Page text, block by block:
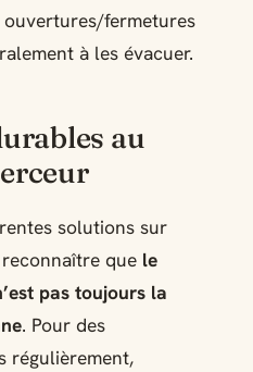
ouvertures/fermetures
à les évacuer.
au
solutions sur
que le
pas toujours la
. Pour des
régulièrement,